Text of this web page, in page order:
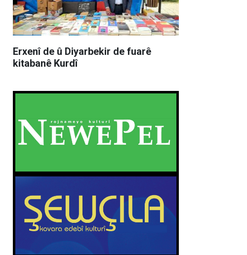
Erxenî de û Diyarbekir de fuarê
kitabanê Kurdî